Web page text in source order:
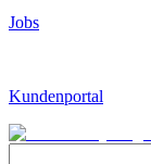
Jobs
Kundenportal